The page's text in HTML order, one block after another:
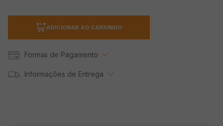
ADICIONAR AO CARRINHO
Formas de Pagamento
Informações de Entrega